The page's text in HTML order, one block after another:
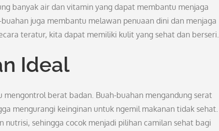
banyak air dan vitamin yang dapat membantu menjaga
juga membantu melawan penuaan dini dan menjaga
teratur, kita dapat memiliki kulit yang sehat dan berseri.
Ideal
berat badan. Buah-buahan mengandung serat
mengurangi keinginan untuk ngemil makanan tidak sehat.
sehingga cocok menjadi pilihan camilan sehat bagi